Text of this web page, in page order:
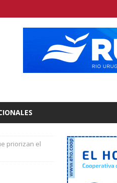
priorizan el